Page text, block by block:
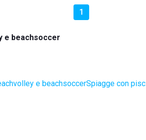
1
e beachsoccer
e beachsoccerSpiagge con